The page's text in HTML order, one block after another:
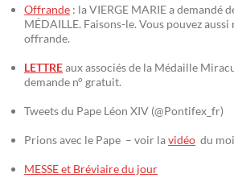
Offrande : la VIERGE MARIE a demandé
MÉDAILLE. Faisons-le. Vous pouvez
offrande.
LETTREaux associés de la Médaille
demande n° gratuit.
Tweets du Pape Léon XIV (@Pontifex_fr)
Prions avec le Pape – voir lavidéo du
MESSE et Bréviaire du jour